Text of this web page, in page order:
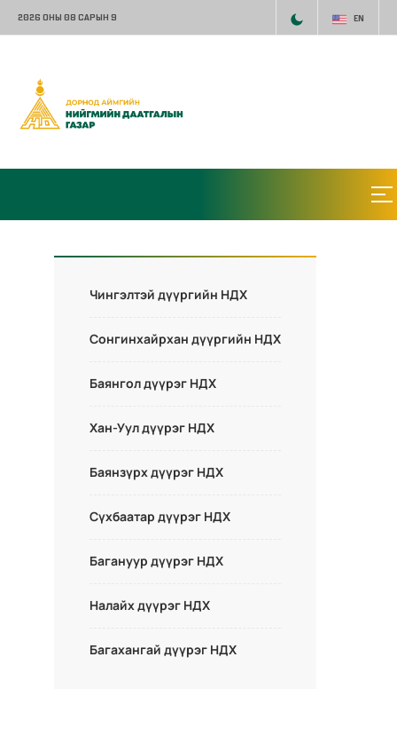
2026 ОНЫ 08 САРЫН 9 EN
Чингэлтэй дүүргийн НДХ
Сонгинхайрхан дүүргийн НДХ
Баянгол дүүрэг НДХ
Хан-Уул дүүрэг НДХ
Баянзүрх дүүрэг НДХ
Сүхбаатар дүүрэг НДХ
Багануур дүүрэг НДХ
Налайх дүүрэг НДХ
Багахангай дүүрэг НДХ